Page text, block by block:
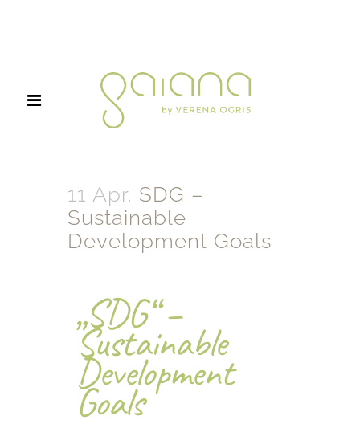
11 Apr. SDG –
Sustainable
Development Goals
„SDG“ –
Sustainable
Development
Goals